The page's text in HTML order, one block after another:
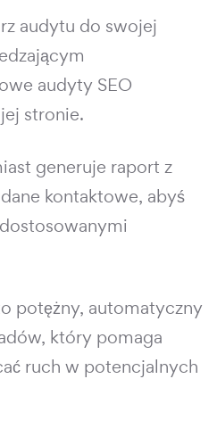
audytu do swojej
audyty SEO
stronie.
generuje raport z
kontaktowe, abyś
potężny, automatyczny
który pomaga
ruch w potencjalnych